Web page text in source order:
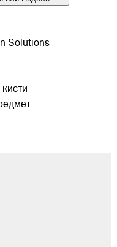
Solutions